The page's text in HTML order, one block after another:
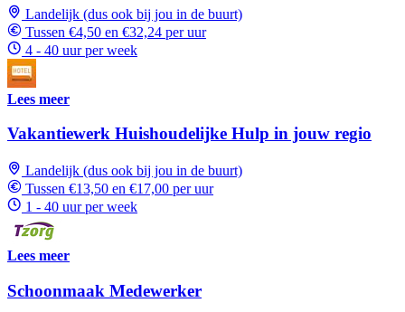
Landelijk (dus ook bij jou in de buurt)
Tussen €4,50 en €32,24 per uur
4 - 40 uur per week
Lees meer
Vakantiewerk Huishoudelijke Hulp in jouw regio
Landelijk (dus ook bij jou in de buurt)
Tussen €13,50 en €17,00 per uur
1 - 40 uur per week
Lees meer
Schoonmaak Medewerker